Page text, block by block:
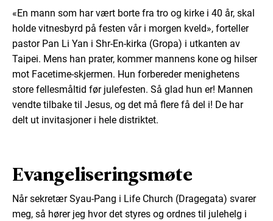
«En mann som har vært borte fra tro og kirke i 40 år, skal
holde vitnesbyrd på festen vår i morgen kveld», forteller
pastor Pan Li Yan i Shr-En-kirka (Gropa) i utkanten av
Taipei. Mens han prater, kommer mannens kone og hilser
mot Facetime-skjermen. Hun forbereder menighetens
store fellesmåltid før julefesten. Så glad hun er! Mannen
vendte tilbake til Jesus, og det må flere få del i! De har
delt ut invitasjoner i hele distriktet.
Evangeliseringsmøte
Når sekretær Syau-Pang i Life Church (Dragegata) svarer
meg, så hører jeg hvor det styres og ordnes til julehelg i